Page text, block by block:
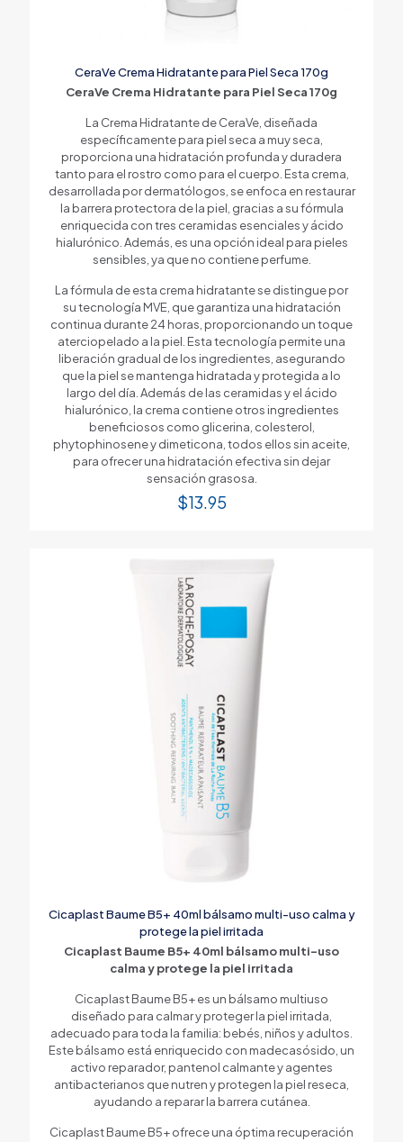
CeraVe Crema Hidratante para Piel Seca 170g
CeraVe Crema Hidratante para Piel Seca 170g
La Crema Hidratante de CeraVe, diseñada
específicamente para piel seca a muy seca,
proporciona una hidratación profunda y duradera
tanto para el rostro como para el cuerpo. Esta crema,
desarrollada por dermatólogos, se enfoca en restaurar
la barrera protectora de la piel, gracias a su fórmula
enriquecida con tres ceramidas esenciales y ácido
hialurónico. Además, es una opción ideal para pieles
sensibles, ya que no contiene perfume.
La fórmula de esta crema hidratante se distingue por
su tecnología MVE, que garantiza una hidratación
continua durante 24 horas, proporcionando un toque
aterciopelado a la piel. Esta tecnología permite una
liberación gradual de los ingredientes, asegurando
que la piel se mantenga hidratada y protegida a lo
largo del día. Además de las ceramidas y el ácido
hialurónico, la crema contiene otros ingredientes
beneficiosos como glicerina, colesterol,
phytophinosene y dimeticona, todos ellos sin aceite,
para ofrecer una hidratación efectiva sin dejar
sensación grasosa.
$13.95
Cicaplast Baume B5+ 40ml bálsamo multi-uso calma y
protege la piel irritada
Cicaplast Baume B5+ 40ml bálsamo multi-uso
calma y protege la piel irritada
Cicaplast Baume B5+ es un bálsamo multiuso
diseñado para calmar y proteger la piel irritada,
adecuado para toda la familia: bebés, niños y adultos.
Este bálsamo está enriquecido con madecasósido, un
activo reparador, pantenol calmante y agentes
antibacterianos que nutren y protegen la piel reseca,
ayudando a reparar la barrera cutánea.
Cicaplast Baume B5+ ofrece una óptima recuperación